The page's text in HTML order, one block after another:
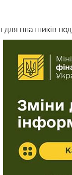
платників